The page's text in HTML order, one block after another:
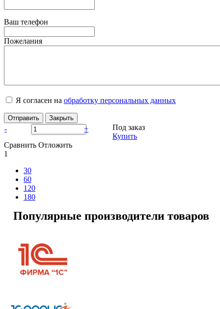
Ваш телефон
Пожелания
Я согласен на обработку персональных данных
Отправить Закрыть
- +
Под заказ
Купить
Сравнить Отложить
1
30
60
120
180
Популярные производители товаров